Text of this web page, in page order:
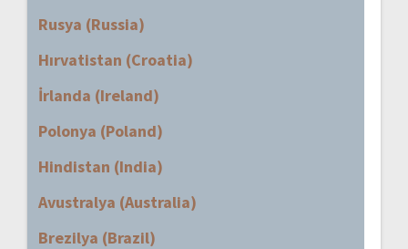
Rusya (Russia)
Hırvatistan (Croatia)
İrlanda (Ireland)
Polonya (Poland)
Hindistan (India)
Avustralya (Australia)
Brezilya (Brazil)